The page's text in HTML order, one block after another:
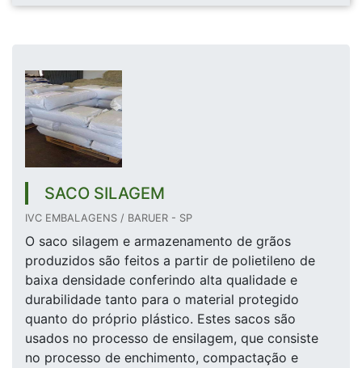
SACO SILAGEM
IVC EMBALAGENS / BARUER - SP
O saco silagem e armazenamento de grãos
produzidos são feitos a partir de polietileno de
baixa densidade conferindo alta qualidade e
durabilidade tanto para o material protegido
quanto do próprio plástico. Estes sacos são
usados no processo de ensilagem, que consiste
no processo de enchimento, compactação e